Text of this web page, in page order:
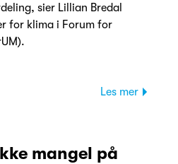
sier Lillian Bredal
for klima i Forum for
Les mer
mangel på